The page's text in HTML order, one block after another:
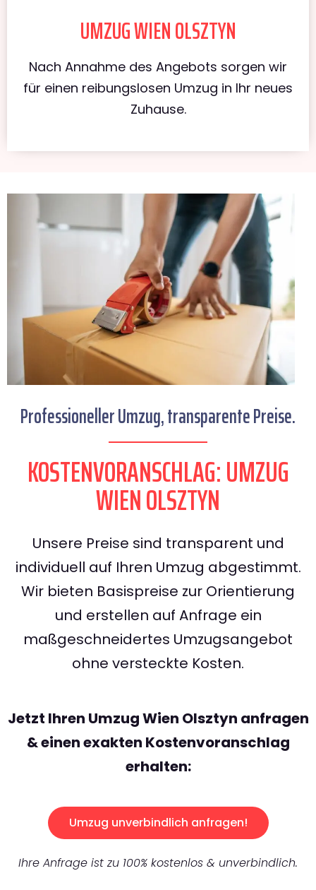
UMZUG WIEN OLSZTYN
Nach Annahme des Angebots sorgen wir
für einen reibungslosen Umzug in Ihr neues
Zuhause.
Professioneller Umzug, transparente Preise.
KOSTENVORANSCHLAG: UMZUG
WIEN OLSZTYN
Unsere Preise sind transparent und
individuell auf Ihren Umzug abgestimmt.
Wir bieten Basispreise zur Orientierung
und erstellen auf Anfrage ein
maßgeschneidertes Umzugsangebot
ohne versteckte Kosten.
Jetzt Ihren Umzug Wien Olsztyn anfragen
& einen exakten Kostenvoranschlag
erhalten:
Umzug unverbindlich anfragen!
Ihre Anfrage ist zu 100% kostenlos & unverbindlich.